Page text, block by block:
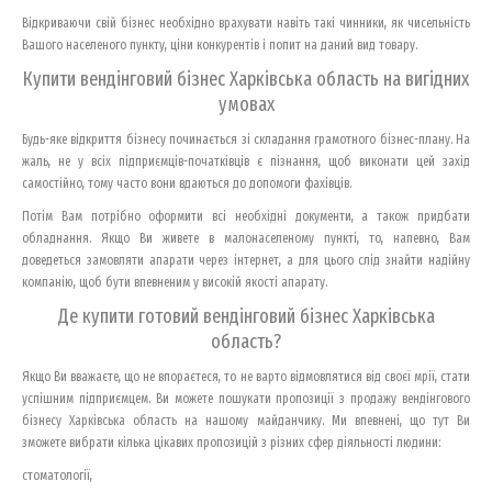
Відкриваючи свій бізнес необхідно врахувати навіть такі чинники, як чисельність
Вашого населеного пункту, ціни конкурентів і попит на даний вид товару.
Купити вендінговий бізнес Харківська область на вигідних
умовах
Будь-яке відкриття бізнесу починається зі складання грамотного бізнес-плану. На
жаль, не у всіх підприємців-початківців є пізнання, щоб виконати цей захід
самостійно, тому часто вони вдаються до допомоги фахівців.
Потім Вам потрібно оформити всі необхідні документи, а також придбати
обладнання. Якщо Ви живете в малонаселеному пункті, то, напевно, Вам
доведеться замовляти апарати через інтернет, а для цього слід знайти надійну
компанію, щоб бути впевненим у високій якості апарату.
Де купити готовий вендінговий бізнес Харківська
область?
Якщо Ви вважаєте, що не впораєтеся, то не варто відмовлятися від своєї мрії, стати
успішним підприємцем. Ви можете пошукати пропозиції з продажу вендінгового
бізнесу Харківська область на нашому майданчику. Ми впевнені, що тут Ви
зможете вибрати кілька цікавих пропозицій з різних сфер діяльності людини:
стоматології,